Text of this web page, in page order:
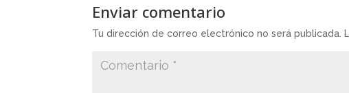
Enviar comentario
Tu dirección de correo electrónico no será publicada.